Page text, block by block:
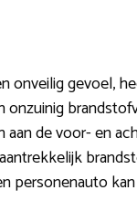
gevoel,
de voor- en
personenauto